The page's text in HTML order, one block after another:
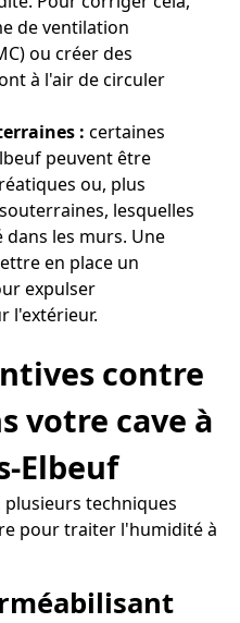
de ventilation
ou créer des
à l'air de circuler
: certaines
peuvent être
ou, plus
lesquelles
les murs. Une
en place un
expulser
l'extérieur.
contre
votre cave à
Elbeuf
plusieurs techniques
pour traiter l'humidité à